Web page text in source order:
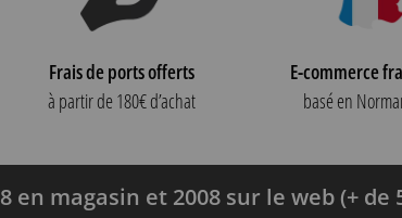
Frais de ports offerts
à partir de 180€ d’achat
E-commerce
basé en
en magasin et 2008 sur le web (+ de